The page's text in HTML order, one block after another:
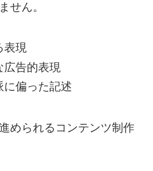
せん。
表現
広告的表現
に偏った記述
められるコンテンツ制作